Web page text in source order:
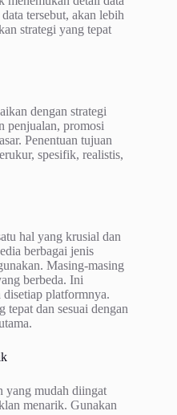
tersebut, akan lebih
strategi yang tepat
dengan strategi
penjualan, promosi
Penentuan tujuan
spesifik, realistis,
hal yang krusial dan
berbagai jenis
Masing-masing
berbeda. Ini
platformnya.
dan sesuai dengan
yang mudah diingat
menarik. Gunakan